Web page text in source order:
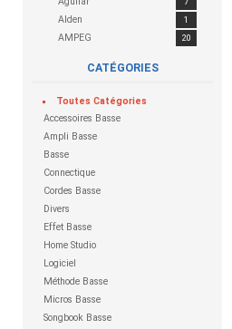
1
Alden
20
AMPEG
ApogeeCATÉGORIES
Toutes Catégories
Accessoires Basse
Ampli Basse
Basse
Connectique
Cordes Basse
Divers
Effet Basse
Home Studio
Logiciel
Méthode Basse
Micros Basse
Songbook Basse